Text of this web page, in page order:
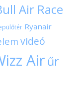
Air Race
Ryanair
videó
Air űr